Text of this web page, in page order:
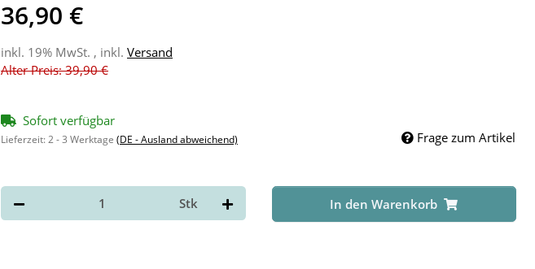
36,90 €
inkl. 19% MwSt. , inkl. Versand
Alter Preis: 39,90 €
Sofort verfügbar
Lieferzeit:2 - 3 Werktage (DE - Ausland abweichend) Frage zum Artikel
Stk In den Warenkorb